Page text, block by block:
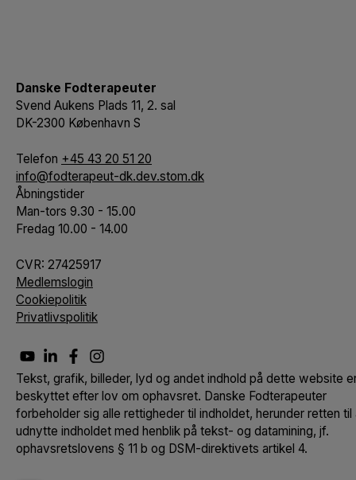
Danske Fodterapeuter
Svend Aukens Plads 11, 2. sal
DK-2300 København S
Telefon +45 43 20 51 20
info@fodterapeut-dk.dev.stom.dk
Åbningstider
Man-tors 9.30 - 15.00
Fredag 10.00 - 14.00
CVR: 27425917
Medlemslogin
Cookiepolitik
Privatlivspolitik
Tekst, grafik, billeder, lyd og andet indhold på dette website
beskyttet efter lov om ophavsret. Danske Fodterapeuter
forbeholder sig alle rettigheder til indholdet, herunder retten til
udnytte indholdet med henblik på tekst- og datamining, jf.
ophavsretslovens § 11 b og DSM-direktivets artikel 4.